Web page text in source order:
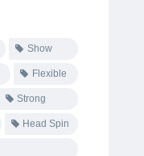
Show
Flexible
Strong
Head Spin